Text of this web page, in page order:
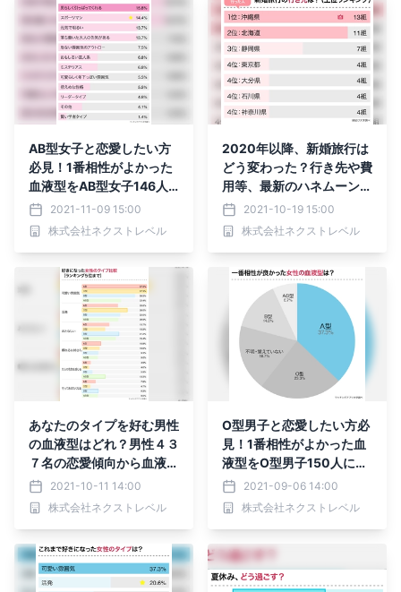
AB型女子と恋愛したい方
必見！1番相性がよかった
血液型をAB型女子146人
にアンケート
2021-11-09 15:00
株式会社ネクストレベル
2020年以降、新婚旅行は
どう変わった？行き先や費
用等、最新のハネムーン事
情をアンケート調査
2021-10-19 15:00
株式会社ネクストレベル
あなたのタイプを好む男性
の血液型はどれ？男性４３
７名の恋愛傾向から血液型
の相性を調査
2021-10-11 14:00
株式会社ネクストレベル
O型男子と恋愛したい方必
見！1番相性がよかった血
液型をO型男子150人にア
ンケート2021-09-06 14:00
株式会社ネクストレベル